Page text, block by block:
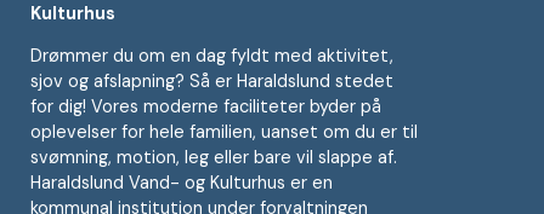
Kulturhus
Drømmer du om en dag fyldt med aktivitet,
sjov og afslapning? Så er Haraldslund stedet
for dig! Vores moderne faciliteter byder på
oplevelser for hele familien, uanset om du er til
svømning, motion, leg eller bare vil slappe af.
Haraldslund Vand- og Kulturhus er en
kommunal institution under forvaltningen